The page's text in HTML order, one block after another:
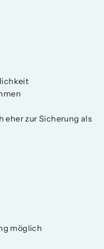
eher zur Sicherung als
möglich